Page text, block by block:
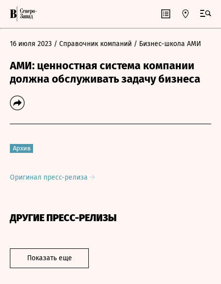
16 июля 2023 / Справочник компаний / Бизнес-школа АМИ
АМИ: ценностная система компании
должна обслуживать задачу бизнеса
Архив
Оригинал пресс-релиза
ДРУГИЕ ПРЕСС-РЕЛИЗЫ
Показать еще